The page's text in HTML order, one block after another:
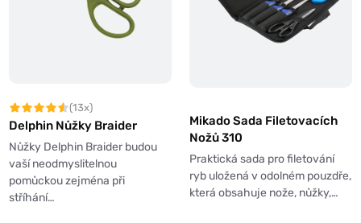
(13x)
Delphin Nůžky Braider
Nůžky Delphin Braider budou
vaší neodmyslitelnou
pomůckou zejména při
stříhání…
Mikado Sada Filetovacích
Nožů 310
Praktická sada pro filetování
ryb uložená v odolném pouzdře,
která obsahuje nože, nůžky,…